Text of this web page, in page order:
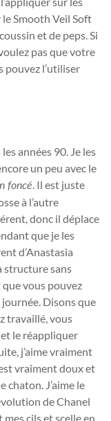
Smooth Veil Soft
et de peps. Si
pas que votre
pouvez l’utiliser
les années 90. Je les
un peu avec le
foncé. Il est juste
à l’autre
donc il déplace
que je les
d’Anastasia
structure sans
que vous pouvez
Disons que
travaillé, vous
le réappliquer
j’aime vraiment
vraiment doux et
chaton. J’aime le
de Chanel
cils et scelle en